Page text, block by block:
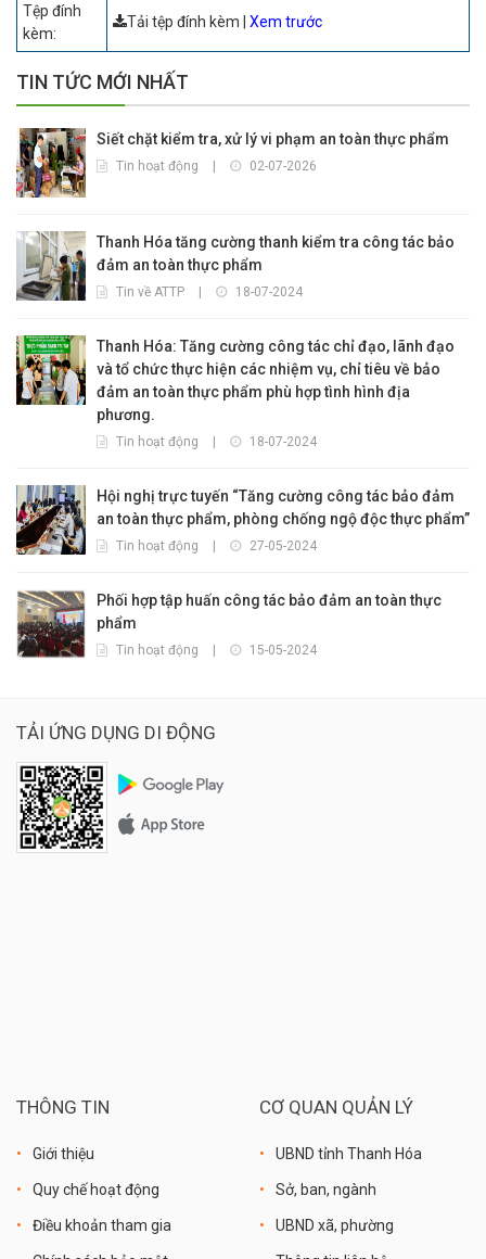
Tệp đính
kèm:
Tải tệp đính kèm Xem trước
TIN TỨC MỚI NHẤT
Siết chặt kiểm tra, xử lý vi phạm an toàn thực phẩm
Tin hoạt động 02-07-2026
Thanh Hóa tăng cường thanh kiểm tra công tác bảo
đảm an toàn thực phẩm
Tin về ATTP 18-07-2024
Thanh Hóa: Tăng cường công tác chỉ đạo, lãnh đạo
và tổ chức thực hiện các nhiệm vụ, chỉ tiêu về bảo
đảm an toàn thực phẩm phù hợp tình hình địa
phương.
Tin hoạt động 18-07-2024
Hội nghị trực tuyến “Tăng cường công tác bảo đảm
an toàn thực phẩm, phòng chống ngộ độc thực phẩm”
Tin hoạt động 27-05-2024
Phối hợp tập huấn công tác bảo đảm an toàn thực
phẩm
Tin hoạt động 15-05-2024
TẢI ỨNG DỤNG DI ĐỘNG
THÔNG TIN
Giới thiệu
Quy chế hoạt động
Điều khoản tham gia
CƠ QUAN QUẢN LÝ
UBND tỉnh Thanh Hóa
Sở, ban, ngành
UBND xã, phường